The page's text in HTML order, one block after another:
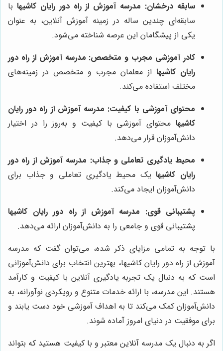
سابقه درخشان: مدرسه آموزش از راه دور رایان کاشیها با
سابقه‌ای چندین ساله در زمینه آموزش آنلاین، به عنوان
یکی از پیشگامان این عرصه شناخته می‌شود.
کادر آموزشی مجرب و متخصص: مدرسه آموزش از راه دور
رایان کاشیها از معلمان مجرب و متخصص در زمینه‌های
مختلف استفاده می‌کند.
محتوای آموزشی با کیفیت: مدرسه آموزش از راه دور رایان
کاشیها محتوای آموزشی با کیفیت و به‌روز را در اختیار
دانش‌آموزان قرار می‌دهد.
محیط یادگیری تعاملی و جذاب: مدرسه آموزش از راه دور
رایان کاشیهایک محیط یادگیری تعاملی و جذاب برای
دانش‌آموزان ایجاد می‌کند.
پشتیبانی قوی: مدرسه آموزش از راه دور رایان کاشیها
پشتیبانی قوی و جامعی را به دانش‌آموزان ارائه می‌دهد.
با توجه به تمامی مزایای ذکر شده، می‌توان گفت که مدرسه
آموزش از راه دور رایان کاشیها، بهترین انتخاب برای دانش‌آموزانی
است که به دنبال یک تجربه یادگیری آنلاین با کیفیت و کارآمد
هستند. این مدرسه، با ارائه خدمات متنوع و رویکردی نوآورانه، به
دانش‌آموزان کمک می‌کند تا به اهداف آموزشی خود دست یابند و
برای موفقیت در دنیای امروز آماده شوند.
اگر به دنبال یک مدرسه آنلاین معتبر و با کیفیت هستید که بتواند